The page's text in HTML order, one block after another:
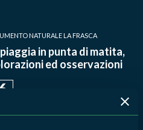
NATURALE LA FRASCA
in punta di matita,
ed osservazioni